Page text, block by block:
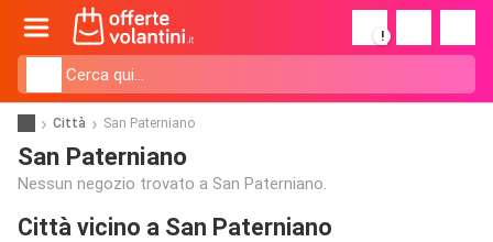
!
Città San Paterniano
San Paterniano
Nessun negozio trovato a San Paterniano.
Città vicino a San Paterniano